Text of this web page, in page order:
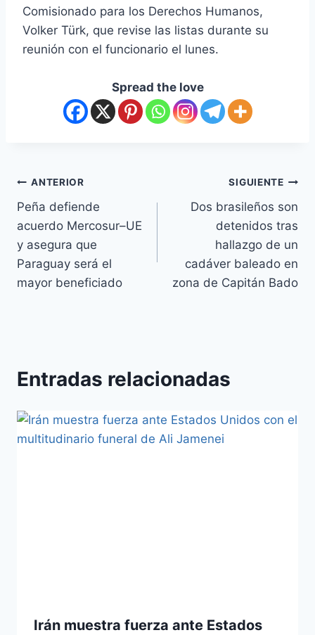
Comisionado para los Derechos Humanos,
Volker Türk, que revise las listas durante su
reunión con el funcionario el lunes.
Spread the love
ANTERIOR
Peña defiende
acuerdo Mercosur–UE
y asegura que
Paraguay será el
mayor beneficiado
SIGUIENTE
Dos brasileños son
detenidos tras
hallazgo de un
cadáver baleado en
zona de Capitán Bado
Entradas relacionadas
Irán muestra fuerza ante Estados